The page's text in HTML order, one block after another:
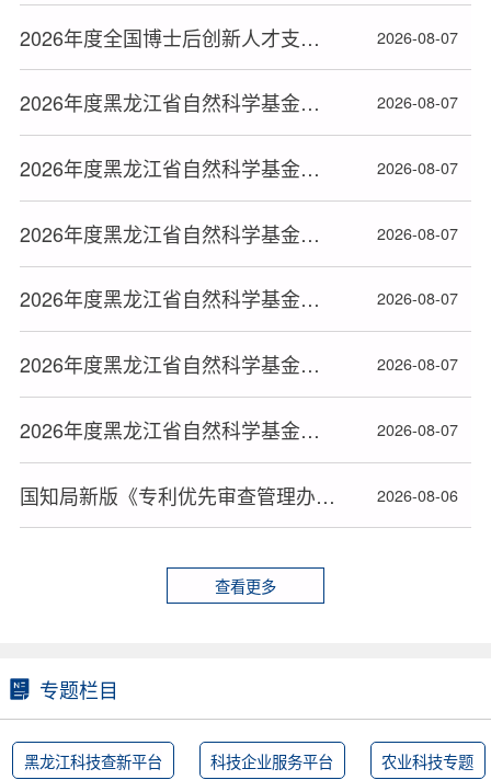
2026年度全国博士后创新人才支持计划获选人员名单公布 2026-08-07
2026年度黑龙江省自然科学基金拟资助项目名单公布（六） 2026-08-07
2026年度黑龙江省自然科学基金拟资助项目名单公布（五） 2026-08-07
2026年度黑龙江省自然科学基金拟资助项目名单公布（四） 2026-08-07
2026年度黑龙江省自然科学基金拟资助项目名单公布（三） 2026-08-07
2026年度黑龙江省自然科学基金拟资助项目名单公布（二） 2026-08-07
2026年度黑龙江省自然科学基金拟资助项目名单公布（一） 2026-08-07
国知局新版《专利优先审查管理办法》2026年9月1日起施行 2026-08-06
查看更多
专题栏目
黑龙江科技查新平台 科技企业服务平台 农业科技专题